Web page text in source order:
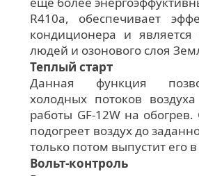
R410a, обеспечивает
кондиционера и
людей и озонового слоя
Теплый старт
Данная функция
холодных потоков
работы GF-12W на
подогреет воздух до
только потом выпустит его
Вольт-контроль